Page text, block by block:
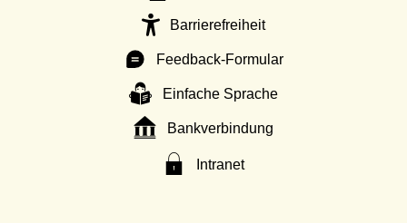
Barrierefreiheit
Feedback-Formular
Einfache Sprache
Bankverbindung
Intranet